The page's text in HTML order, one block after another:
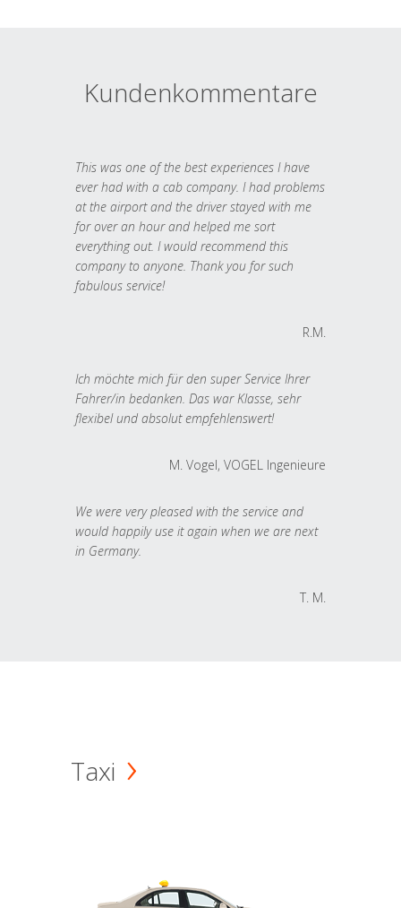
Kundenkommentare
This was one of the best experiences I have
ever had with a cab company. I had problems
at the airport and the driver stayed with me
for over an hour and helped me sort
everything out. I would recommend this
company to anyone. Thank you for such
fabulous service!
R.M.
Ich möchte mich für den super Service Ihrer
Fahrer/in bedanken. Das war Klasse, sehr
flexibel und absolut empfehlenswert!
M. Vogel, VOGEL Ingenieure
We were very pleased with the service and
would happily use it again when we are next
in Germany.
T. M.
Taxi